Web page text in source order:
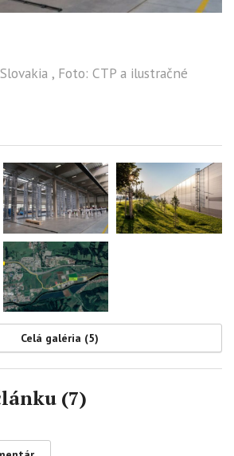
, Foto: CTP a ilustračné
Celá galéria (5)
(7)